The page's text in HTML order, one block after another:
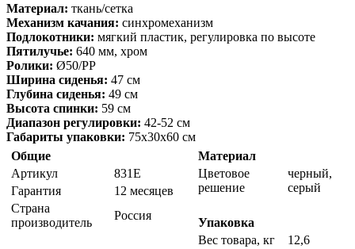
Материал: ткань/сетка
Механизм качания: синхромеханизм
Подлокотники: мягкий пластик, регулировка по высоте
Пятилучье: 640 мм, хром
Ролики: Ø50/РР
Ширина сиденья: 47 см
Глубина сиденья: 49 см
Высота спинки: 59 см
Диапазон регулировки: 42-52 см
Габариты упаковки: 75х30х60 см
Общие
Артикул
831Е
Гарантия
12 месяцев
Страна
производитель
Россия
Материал
Цветовое
решение
черный,
серый
Упаковка
Вес товара, кг
12,6